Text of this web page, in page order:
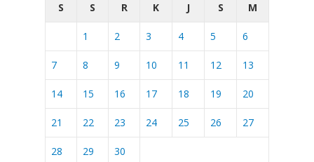
S
S R K J S M
1 2 3 4 5 6
7 8 9 10 11 12 13
14 15 16 17 18 19 20
21 22 23 24 25 26 27
28 29
30